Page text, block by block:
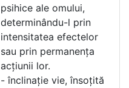
psihice ale omului,
determinându-l prin
intensitatea efectelor
sau prin permanența
acțiunii lor.
- înclinație vie, însoțită